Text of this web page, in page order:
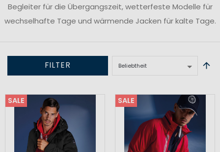
Begleiter für die Übergangszeit, wetterfeste Modelle für
wechselhafte Tage und wärmende Jacken für kalte Tage.
FILTER
SALE SALE